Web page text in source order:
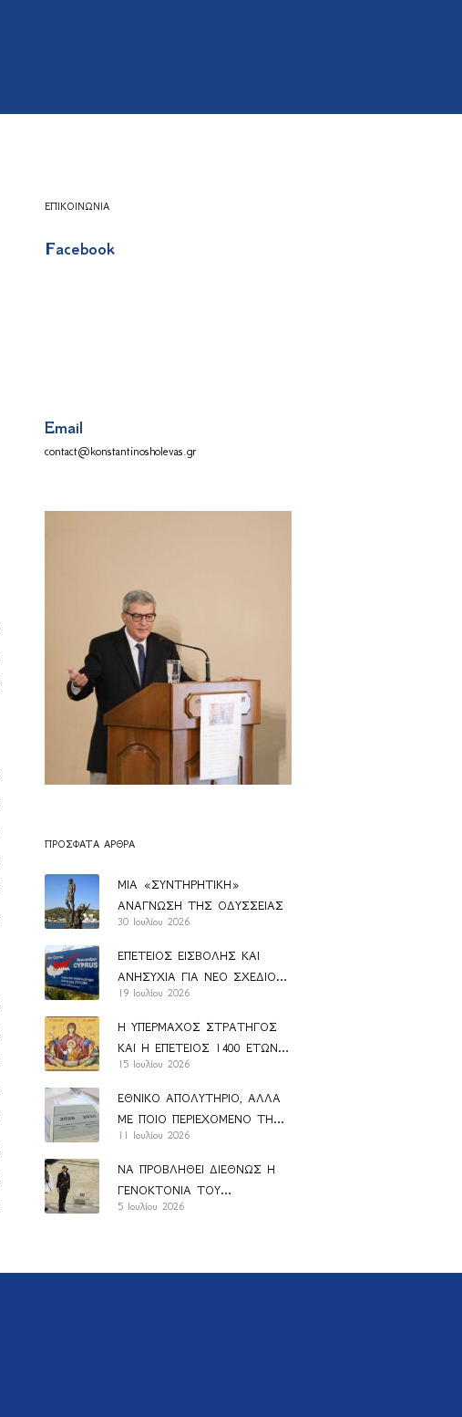
ΕΠΙΚΟΙΝΩΝΊΑ
Facebook
Email
contact@konstantinosholevas.gr
ΠΡΌΣΦΑΤΑ ΆΡΘΡΑ
ΜΙΑ «ΣΥΝΤΗΡΗΤΙΚΗ»
ΑΝΑΓΝΩΣΗ ΤΗΣ ΟΔΥΣΣΕΙΑΣ
30 Ιουλίου 2026
ΕΠΕΤΕΙΟΣ ΕΙΣΒΟΛΗΣ ΚΑΙ
ΑΝΗΣΥΧΙΑ ΓΙΑ ΝΕΟ ΣΧΕΔΙΟ
ΑΝΑΝ
19 Ιουλίου 2026
Η ΥΠΕΡΜΑΧΟΣ ΣΤΡΑΤΗΓΟΣ
ΚΑΙ Η ΕΠΕΤΕΙΟΣ 1400 ΕΤΩΝ
ΑΠΟ ΤΗΝ ΚΑΘΙΕΡΩΣΗ ΤΟΥ
15 Ιουλίου 2026
ΕΘΝΙΚΟ ΑΠΟΛΥΤΗΡΙΟ, ΑΛΛΑ
ΜΕ ΠΟΙΟ ΠΕΡΙΕΧΟΜΕΝΟ ΤΗΣ
ΠΑΙΔΕΙΑΣ;
11 Ιουλίου 2026
ΝΑ ΠΡΟΒΛΗΘΕΙ ΔΙΕΘΝΩΣ Η
ΓΕΝΟΚΤΟΝΙΑ ΤΟΥ
ΕΛΛΗΝΙΣΜΟΥ (1914-1923)
5 Ιουλίου 2026